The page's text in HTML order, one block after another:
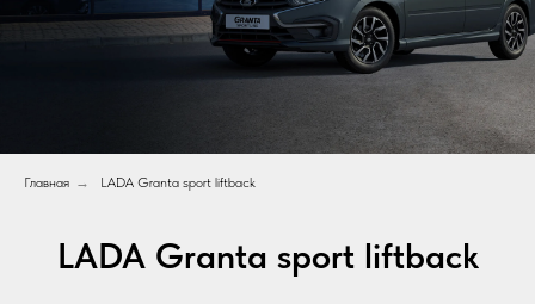
Главная → LADA Granta sport liftback
LADA Granta sport liftback